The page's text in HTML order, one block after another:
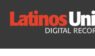
Skip